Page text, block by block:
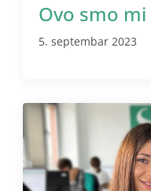
Ovo smo mi
5. septembar 2023